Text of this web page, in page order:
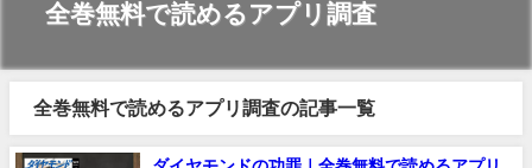
全巻無料で読めるアプリ調査
全巻無料で読めるアプリ調査の記事一覧